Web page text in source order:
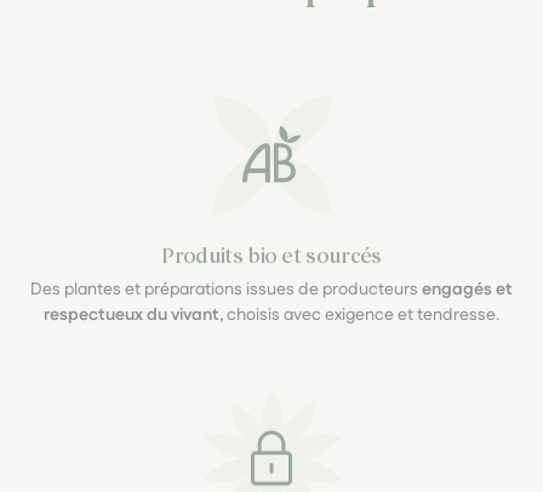
Produits bio et sourcés
Des plantes et préparations issues de producteurs engagés et
respectueux du vivant, choisis avec exigence et tendresse.